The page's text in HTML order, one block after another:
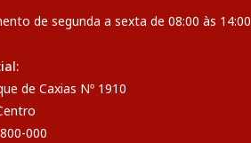
de segunda a sexta de 08:00 às 14:00
de Caxias Nº 1910
000